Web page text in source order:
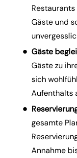
Gäste und
Gäste
Gäste zu
sich
Aufenthalts
gesamte
Annahme